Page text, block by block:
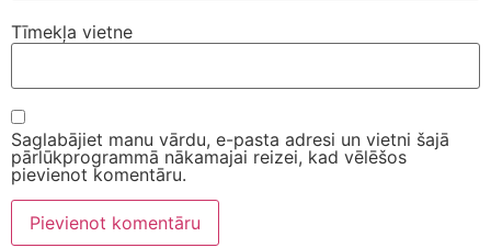
Tīmekļa vietne
Saglabājiet manu vārdu, e-pasta adresi un vietni šajā
pārlūkprogrammā nākamajai reizei, kad vēlēšos
pievienot komentāru.